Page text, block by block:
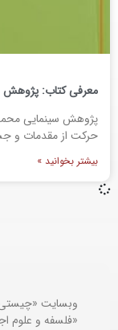
معرفی کتاب: پژوهش
پژوهش سینمایی
حرکت از مقدمات و
بیشتر بخوانید »
وبسایت
«فلسفه و علوم